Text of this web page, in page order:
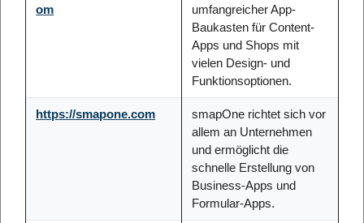
om
umfangreicher App-
Baukasten für Content-
Apps und Shops mit
vielen Design- und
Funktionsoptionen.
https://smapone.com
smapOne richtet sich vor
allem an Unternehmen
und ermöglicht die
schnelle Erstellung von
Business-Apps und
Formular-Apps.